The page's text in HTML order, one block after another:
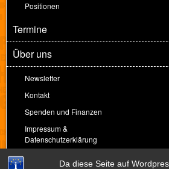
Da diese Seite auf
Positionen
Termine
Über uns
Newsletter
Kontakt
Spenden und Finanzen
Impressum &
Datenschutzerklärung
Spenden